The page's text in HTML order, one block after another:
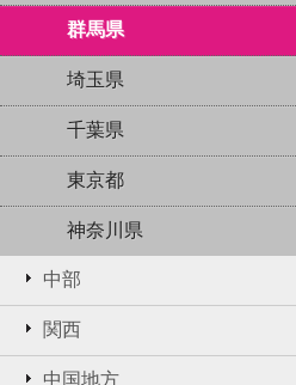
群馬県
埼玉県
千葉県
東京都
神奈川県
中部
関西
中国地方